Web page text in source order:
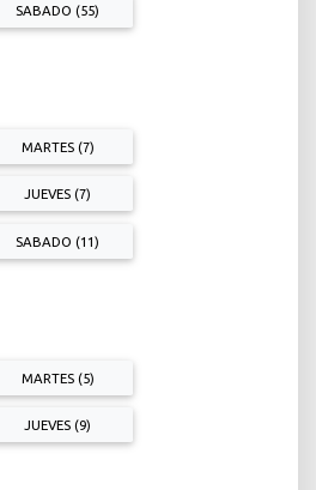
SABADO (55)
MARTES (7)
JUEVES (7)
SABADO (11)
MARTES (5)
JUEVES (9)